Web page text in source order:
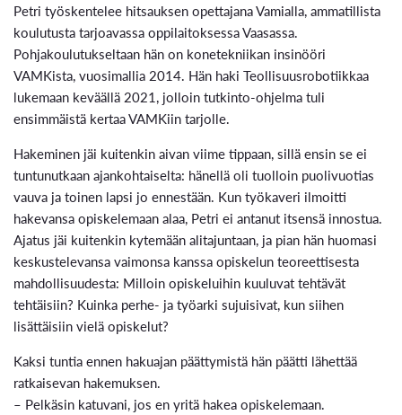
Petri työskentelee hitsauksen opettajana Vamialla, ammatillista
koulutusta tarjoavassa oppilaitoksessa Vaasassa.
Pohjakoulutukseltaan hän on konetekniikan insinööri
VAMKista, vuosimallia 2014. Hän haki Teollisuusrobotiikkaa
lukemaan keväällä 2021, jolloin tutkinto-ohjelma tuli
ensimmäistä kertaa VAMKiin tarjolle.
Hakeminen jäi kuitenkin aivan viime tippaan, sillä ensin se ei
tuntunutkaan ajankohtaiselta: hänellä oli tuolloin puolivuotias
vauva ja toinen lapsi jo ennestään. Kun työkaveri ilmoitti
hakevansa opiskelemaan alaa, Petri ei antanut itsensä innostua.
Ajatus jäi kuitenkin kytemään alitajuntaan, ja pian hän huomasi
keskustelevansa vaimonsa kanssa opiskelun teoreettisesta
mahdollisuudesta: Milloin opiskeluihin kuuluvat tehtävät
tehtäisiin? Kuinka perhe- ja työarki sujuisivat, kun siihen
lisättäisiin vielä opiskelut?
Kaksi tuntia ennen hakuajan päättymistä hän päätti lähettää
ratkaisevan hakemuksen.
– Pelkäsin katuvani, jos en yritä hakea opiskelemaan.